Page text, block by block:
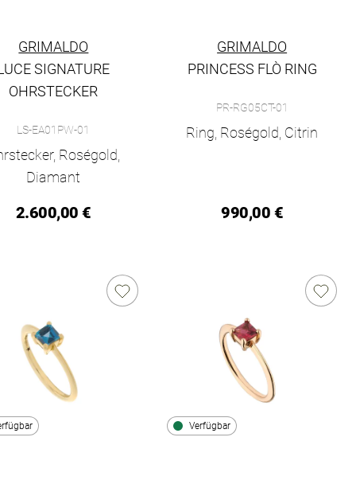
Preis: 17.000,00 €, Verfügbar
GRIMALDO
SIGNATURE
OHRSTECKER
Luce Signature Ohrstecker, Ref: LS-EA01PW-01, Preis:
LS-EA01PW-01
Roségold,
Diamant
2.600,00 €
GRIMALDO
PRINCESS FLÒ RING
PR-RG05CT-01
Ring, Roségold, Citrin
990,00 €
Verfügbar